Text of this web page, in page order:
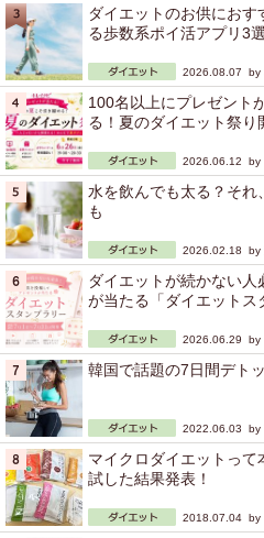
ダイエットのお供におす
る歩数系ポイ活アプリ3選
2026.08.07 by
100名以上にプレゼント
る！夏のダイエット祭り
2026.06.12 by
水を飲んでも太る？それ
も
2026.02.18 by
ダイエットが続かない人
が当たる「ダイエットス
2026.06.29 by
韓国で話題の7日間デト
2022.06.03 by
マイクロダイエットって
試した結果発表！
2018.07.04 by